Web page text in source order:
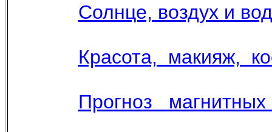
Солнце, воздух и
Красота, макияж,
Прогноз